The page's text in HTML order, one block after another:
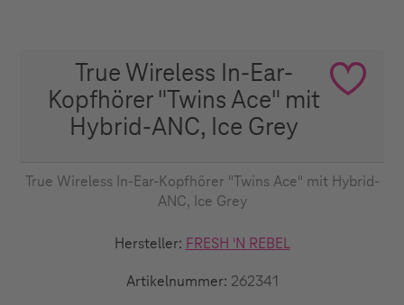
True Wireless In-Ear-
Kopfhörer "Twins Ace" mit
Hybrid-ANC, Ice Grey
True Wireless In-Ear-Kopfhörer "Twins Ace" mit Hybrid-
ANC, Ice Grey
Hersteller: FRESH 'N REBEL
Artikelnummer: 262341